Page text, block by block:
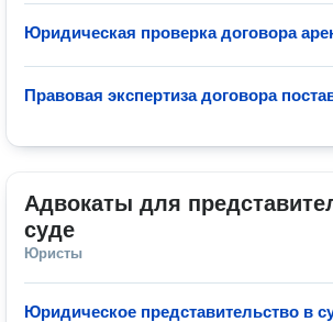
Юридическая проверка договора
Правовая экспертиза договора
Адвокаты для
суде
Юристы
Юридическое представительство в